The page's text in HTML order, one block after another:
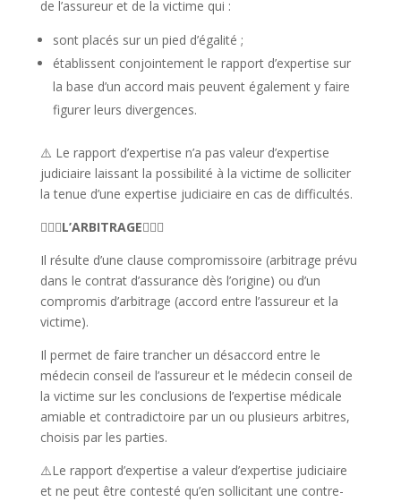
de l’assureur et de la victime qui :
sont placés sur un pied d’égalité ;
établissent conjointement le rapport d’expertise sur
la base d’un accord mais peuvent également y faire
figurer leurs divergences.
⚠️ Le rapport d’expertise n’a pas valeur d’expertise
judiciaire laissant la possibilité à la victime de solliciter
la tenue d’une expertise judiciaire en cas de difficultés.
👨🏻‍⚕️L’ARBITRAGE👩🏻‍⚕️
Il résulte d’une clause compromissoire (arbitrage prévu
dans le contrat d’assurance dès l’origine) ou d’un
compromis d’arbitrage (accord entre l’assureur et la
victime).
Il permet de faire trancher un désaccord entre le
médecin conseil de l’assureur et le médecin conseil de
la victime sur les conclusions de l’expertise médicale
amiable et contradictoire par un ou plusieurs arbitres,
choisis par les parties.
⚠️Le rapport d’expertise a valeur d’expertise judiciaire
et ne peut être contesté qu’en sollicitant une contre-